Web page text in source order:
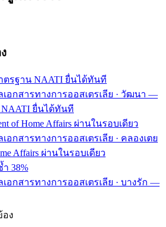
ตรฐาน NAATI ยื่นได้ทันที
เอกสารทางการออสเตรเลีย · วัฒนา —
ยื่นได้ทันที
of Home Affairs ผ่านในรอบเดียว
เอกสารทางการออสเตรเลีย · คลองเตย
Affairs ผ่านในรอบเดียว
38%
เอกสารทางการออสเตรเลีย · บางรัก —
อง